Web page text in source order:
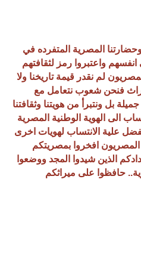
المصرية المتفرده في
واعتبروا رمز لثقافتهم
لم نقدر قيمة تاريخنا ولا
فنحن شعوب نتعامل مع
بل ونتبرأ من هويتنا وثقافتنا
الى الهوية الوطنية المصرية
علية الانتساب لهويات اخرى
المصريون افخروا بمصريتكم
الذين شيدوا المجد ووضعوا
حافظوا على ميراثكم